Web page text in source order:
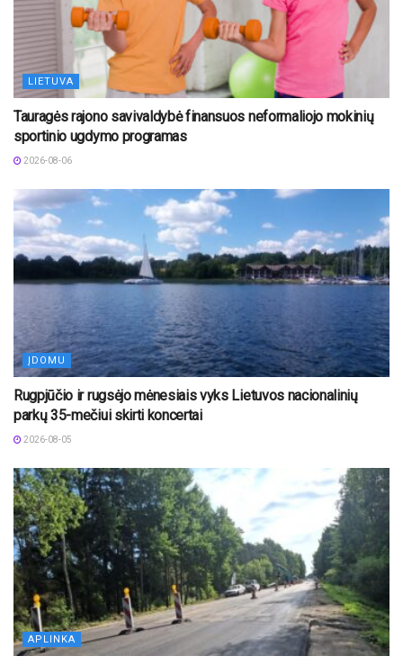
LIETUVA
Tauragės rajono savivaldybė finansuos neformaliojo mokinių
sportinio ugdymo programas
2026-08-06
ĮDOMU
Rugpjūčio ir rugsėjo mėnesiais vyks Lietuvos nacionalinių
parkų 35-mečiui skirti koncertai
2026-08-05
APLINKA